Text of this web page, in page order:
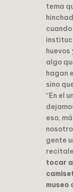
tema
huevos
algo
hagan
sino
“En el
eso,
gente
tocar
museo